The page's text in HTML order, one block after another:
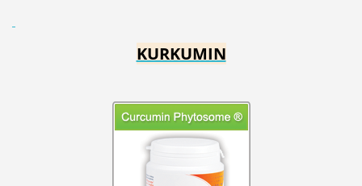
KURKUMIN